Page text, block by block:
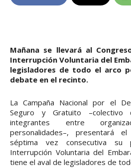
Mañana se llevará al
Interrupción Voluntaria del
legisladores de todo el arco
debate en el recinto.
La Campaña Nacional por el
Seguro y Gratuito
integrantes entre
personalidades–, presentará
séptima vez consecutiva
Interrupción Voluntaria del
tiene el aval de legisladores de